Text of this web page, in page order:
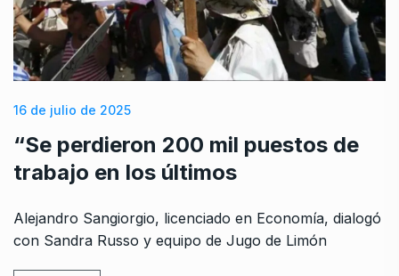
16 de julio de 2025
“Se perdieron 200 mil puestos de
trabajo en los últimos
Alejandro Sangiorgio, licenciado en Economía, dialogó
con Sandra Russo y equipo de Jugo de Limón